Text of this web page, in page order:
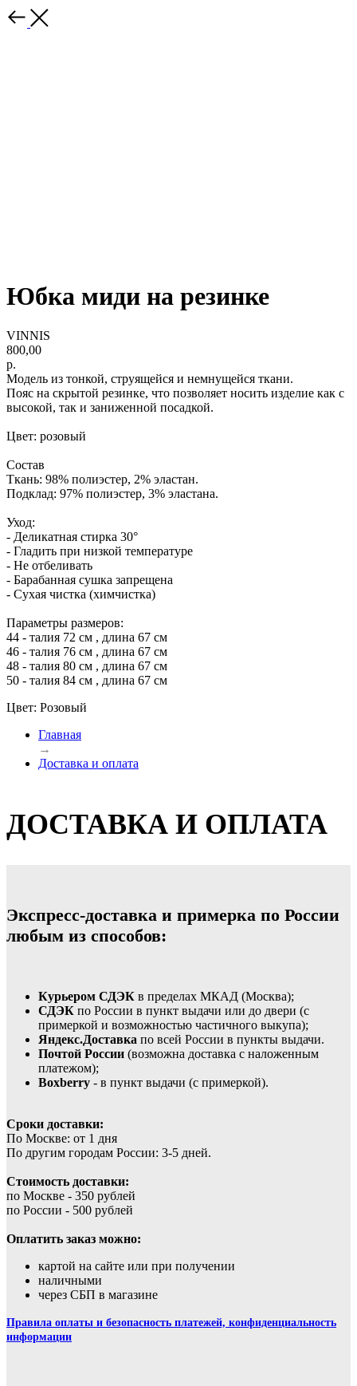
Юбка миди на резинке
VINNIS
800,00
р.
Модель из тонкой, струящейся и немнущейся ткани.
Пояс на скрытой резинке, что позволяет носить изделие как с
высокой, так и заниженной посадкой.
Цвет: розовый
Состав
Ткань: 98% полиэстер, 2% эластан.
Подклад: 97% полиэстер, 3% эластана.
Уход:
- Деликатная стирка 30°
- Гладить при низкой температуре
- Не отбеливать
- Барабанная сушка запрещена
- Сухая чистка (химчистка)
Параметры размеров:
44 - талия 72 см , длина 67 см
46 - талия 76 см , длина 67 см
48 - талия 80 см , длина 67 см
50 - талия 84 см , длина 67 см
Цвет: Розовый
Главная
→
Доставка и оплата
ДОСТАВКА И ОПЛАТА
Экспресс-доставка и примерка по России
любым из способов:
Курьером СДЭК в пределах МКАД (Москва);
СДЭК по России в пункт выдачи или до двери (с
примеркой и возможностью частичного выкупа);
Яндекс.Доставка по всей России в пункты выдачи.
Почтой России (возможна доставка с наложенным
платежом);
Boxberry - в пункт выдачи (с примеркой).
Сроки доставки:
По Москве: от 1 дня
По другим городам России: 3-5 дней.
Стоимость доставки:
по Москве - 350 рублей
по России - 500 рублей
Оплатить заказ можно:
картой на сайте или при получении
наличными
через СБП в магазине
Правила оплаты и безопасность платежей, конфиденциальность
информации